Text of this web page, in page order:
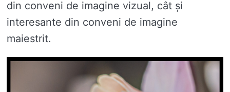
din conveni de imagine vizual, cât și
interesante din conveni de imagine
maiestrit.